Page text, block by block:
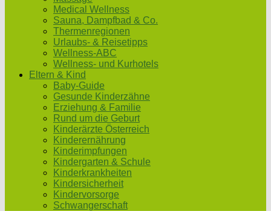
Medical Wellness
Sauna, Dampfbad & Co.
Thermenregionen
Urlaubs- & Reisetipps
Wellness-ABC
Wellness- und Kurhotels
Eltern & Kind
Baby-Guide
Gesunde Kinderzähne
Erziehung & Familie
Rund um die Geburt
Kinderärzte Österreich
Kinderernährung
Kinderimpfungen
Kindergarten & Schule
Kinderkrankheiten
Kindersicherheit
Kindervorsorge
Schwangerschaft